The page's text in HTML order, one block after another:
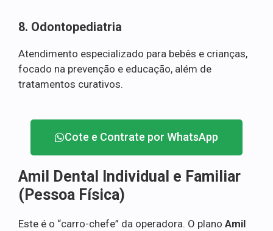
8. Odontopediatria
Atendimento especializado para bebês e crianças,
focado na prevenção e educação, além de
tratamentos curativos.
Cote e Contrate por WhatsApp
Amil Dental Individual e Familiar
(Pessoa Física)
Este é o “carro-chefe” da operadora. O plano Amil